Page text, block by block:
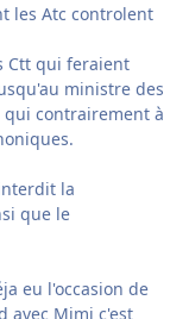
les Atc controlent
Ctt qui feraient
ministre des
contrairement à
la
que le
eu l'occasion de
avec Mimi c'est